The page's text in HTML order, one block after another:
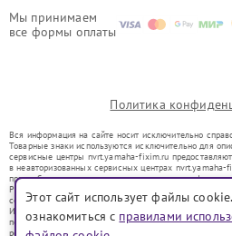
Мы принимаем
все формы оплаты
Политика
Вся информация на сайте носит исключительно
Товарные знаки используются исключительно для
сервисные центры nvrt.yamaha-fixim.ru
в неавторизованных сервисных центрах
правообладателями товарных знаков или их
Ремонт осуществляется для устройств, уже
со статьей 1487 ГК РФ.
Использование товарных знаков не преследует цели
потребителей в заблуждение, а служит для
ремонту техники указанных брендов.
Этот сайт использует файлы
ознакомиться с правилами